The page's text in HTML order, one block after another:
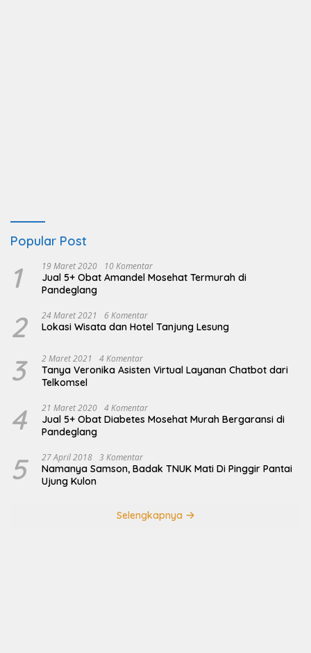
Popular Post
1 19 Maret 2020 10 Komentar
Jual 5+ Obat Amandel Mosehat Termurah di
Pandeglang
2 24 Maret 2021 6 Komentar
Lokasi Wisata dan Hotel Tanjung Lesung
3 2 Maret 2021 4 Komentar
Tanya Veronika Asisten Virtual Layanan Chatbot dari
Telkomsel
4 21 Maret 2020 4 Komentar
Jual 5+ Obat Diabetes Mosehat Murah Bergaransi di
Pandeglang
5 27 April 2018 3 Komentar
Namanya Samson, Badak TNUK Mati Di Pinggir Pantai
Ujung Kulon
Selengkapnya